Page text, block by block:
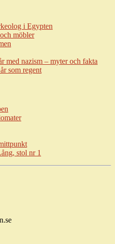
i Egypten
möbler
med nazism – myter och fakta
som regent
stol nr 1